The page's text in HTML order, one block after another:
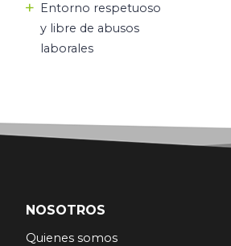
Entorno respetuoso
y libre de abusos
laborales
NOSOTROS
Quienes somos